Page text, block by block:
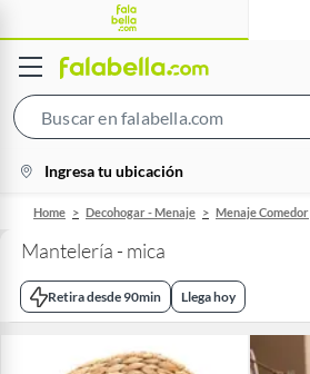
Bar
location-
icon
Ingresa tu ubicación
Home Decohogar - Menaje Menaje Comedor
Mantelería - mica
Retira desde 90min Llega hoy